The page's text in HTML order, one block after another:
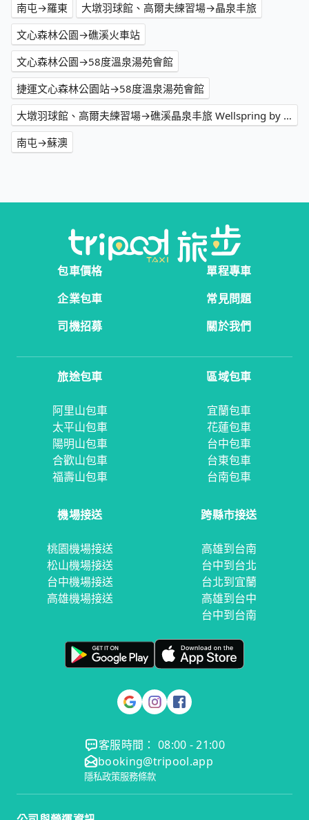
南屯→羅東
大墩羽球館、高爾夫練習場→晶泉丰旅
文心森林公園→礁溪火車站
文心森林公園→58度溫泉湯苑會館
捷運文心森林公園站→58度溫泉湯苑會館
大墩羽球館、高爾夫練習場→礁溪晶泉丰旅 Wellspring by Silks Jiaoxi
南屯→蘇澳
包車價格
單程專車
企業包車
常見問題
司機招募
關於我們
旅途包車
阿里山包車
太平山包車
陽明山包車
合歡山包車
福壽山包車
區域包車
宜蘭包車
花蓮包車
台中包車
台東包車
台南包車
機場接送
桃園機場接送
松山機場接送
台中機場接送
高雄機場接送
跨縣市接送
高雄到台南
台中到台北
台北到宜蘭
高雄到台中
台中到台南
客服時間： 08:00 - 21:00
booking@tripool.app
隱私政策服務條款